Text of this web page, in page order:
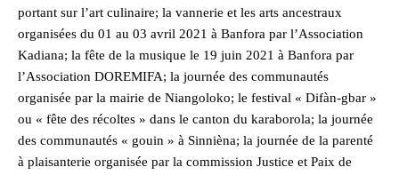
portant sur l’art culinaire; la vannerie et les arts ancestraux
organisées du 01 au 03 avril 2021 à Banfora par l’Association
Kadiana; la fête de la musique le 19 juin 2021 à Banfora par
l’Association DOREMIFA; la journée des communautés
organisée par la mairie de Niangoloko; le festival « Difàn-gbar »
ou « fête des récoltes » dans le canton du karaborola; la journée
des communautés « gouin » à Sinnièna; la journée de la parenté
à plaisanterie organisée par la commission Justice et Paix de